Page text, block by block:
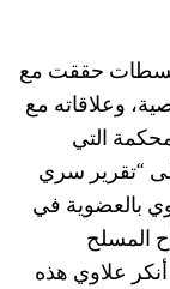
حققت مع
وعلاقاته مع
التي
إلى “تقرير سري
بالعضوية في
المسلح
علاوي هذه